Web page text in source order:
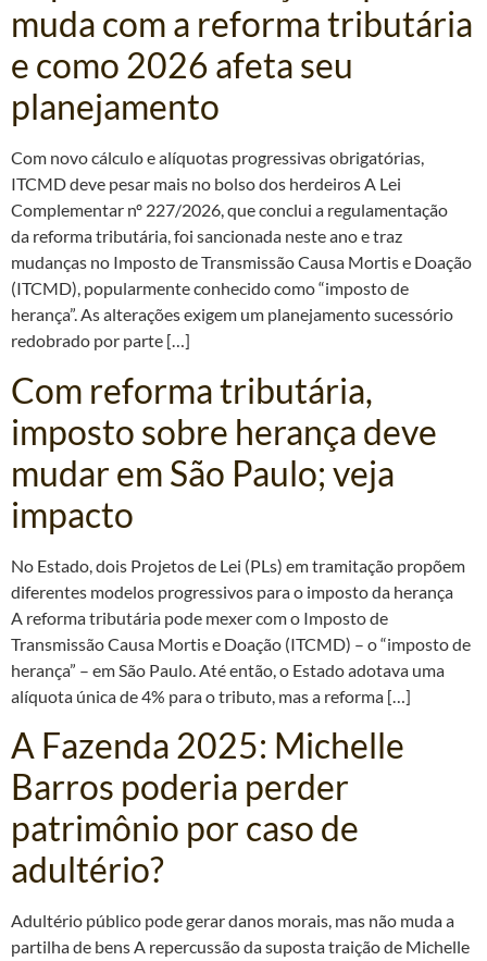
muda com a reforma tributária
e como 2026 afeta seu
planejamento
Com novo cálculo e alíquotas progressivas obrigatórias,
ITCMD deve pesar mais no bolso dos herdeiros A Lei
Complementar nº 227/2026, que conclui a regulamentação
da reforma tributária, foi sancionada neste ano e traz
mudanças no Imposto de Transmissão Causa Mortis e Doação
(ITCMD), popularmente conhecido como “imposto de
herança”. As alterações exigem um planejamento sucessório
redobrado por parte […]
Com reforma tributária,
imposto sobre herança deve
mudar em São Paulo; veja
impacto
No Estado, dois Projetos de Lei (PLs) em tramitação propõem
diferentes modelos progressivos para o imposto da herança
A reforma tributária pode mexer com o Imposto de
Transmissão Causa Mortis e Doação (ITCMD) – o “imposto de
herança” – em São Paulo. Até então, o Estado adotava uma
alíquota única de 4% para o tributo, mas a reforma […]
A Fazenda 2025: Michelle
Barros poderia perder
patrimônio por caso de
adultério?
Adultério público pode gerar danos morais, mas não muda a
partilha de bens A repercussão da suposta traição de Michelle